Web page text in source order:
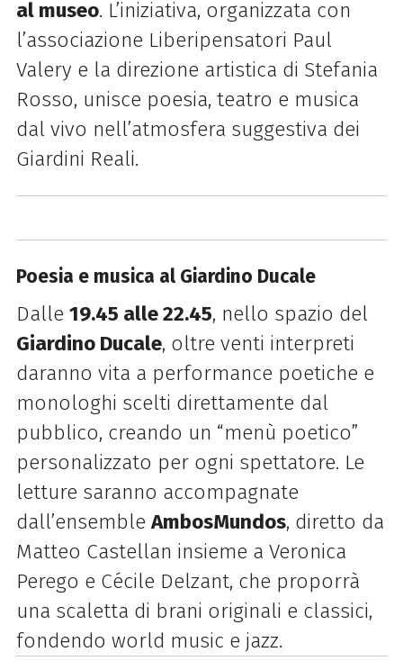
al museo. L’iniziativa, organizzata con
l’associazione Liberipensatori Paul
Valery e la direzione artistica di Stefania
Rosso, unisce poesia, teatro e musica
dal vivo nell’atmosfera suggestiva dei
Giardini Reali.
Poesia e musica al Giardino Ducale
Dalle 19.45 alle 22.45, nello spazio del
Giardino Ducale, oltre venti interpreti
daranno vita a performance poetiche e
monologhi scelti direttamente dal
pubblico, creando un “menù poetico”
personalizzato per ogni spettatore. Le
letture saranno accompagnate
dall’ensembleAmbosMundos, diretto da
Matteo Castellan insieme a Veronica
Perego e Cécile Delzant, che proporrà
una scaletta di brani originali e classici,
fondendo world music e jazz.